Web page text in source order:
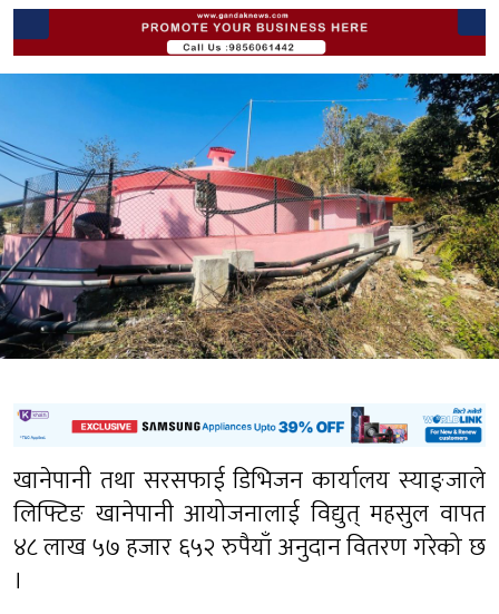
खानेपानी तथा सरसफाई डिभिजन कार्यालय स्याङ्जाले
लिफ्टिङ खानेपानी आयोजनालाई विद्युत् महसुल वापत
४८ लाख ५७ हजार ६५२ रुपैयाँ अनुदान वितरण गरेको छ
।